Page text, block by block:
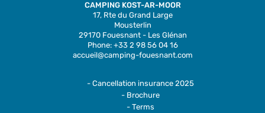
CAMPING KOST-AR-MOOR
17, Rte du Grand Large
Mousterlin
29170 Fouesnant - Les Glénan
Phone: +33 2 98 56 04 16
accueil@camping-fouesnant.com
- Cancellation insurance 2025
- Brochure
- Terms